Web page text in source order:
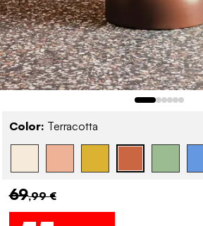
Color: Terracotta
69,99 €